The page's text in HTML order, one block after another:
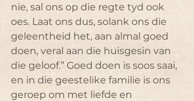
nie, sal ons op die regte tyd ook
oes. Laat ons dus, solank ons die
geleentheid het, aan almal goed
doen, veral aan die huisgesin van
die geloof.” Goed doen is soos saai,
en in die geestelike familie is ons
geroep om met liefde en